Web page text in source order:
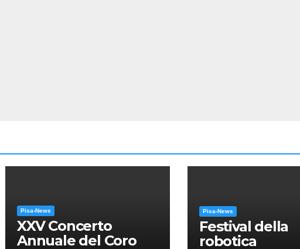
Pisa-News
XXV Concerto
Annuale del Coro
Pisa-News
Festival della
robotica